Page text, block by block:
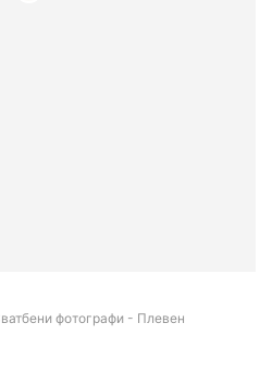
фотографи - Плевен